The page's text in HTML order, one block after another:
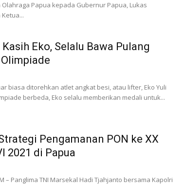
Papua kepada Gubernur Papua, Lukas
Ketua...
Eko, Selalu Bawa Pulang
biasa ditorehkan atlet angkat besi, atau lifter, Eko Yuli
berbeda, Eko selalu memberikan medali untuk...
Pengamanan PON ke XX
2021 di Papua
– Panglima TNI Marsekal Hadi Tjahjanto bersama Kapolri